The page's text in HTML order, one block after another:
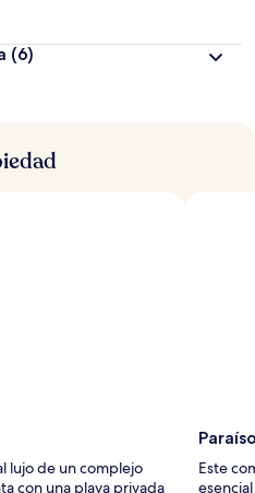
(6)
lujo de un complejo
con una playa privada
Este